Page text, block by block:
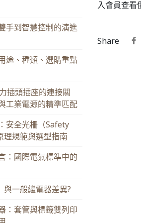
手到智慧控制的演進
途、種類、選購重點
插頭插座的連接關
工業電源的精準匹配
安全光柵（Safety
規範與選型指南
：國際電氣標準中的
與一般繼電器差異?
：套管與標籤雙列印
入會員查看
Share